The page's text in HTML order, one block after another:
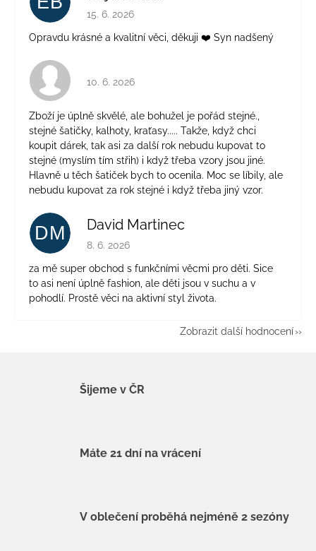
Hodnocení obchodu je 5 z 5 hvězdiček.
15. 6. 2026
Opravdu krásné a kvalitní věci, děkuji ❤️ Syn nadšený
Hodnocení obchodu je 4 z 5 hvězdiček.
10. 6. 2026
Zboží je úplně skvělé, ale bohužel je pořád stejné.,
stejné šatičky, kalhoty, kraťasy..... Takže, když chci
koupit dárek, tak asi za další rok nebudu kupovat to
stejné (myslím tím střih) i když třeba vzory jsou jiné.
Hlavně u těch šatiček bych to ocenila. Moc se líbily, ale
nebudu kupovat za rok stejné i když třeba jiný vzor.
DM David Martinec
Hodnocení obchodu je 5 z 5 hvězdiček.
8. 6. 2026
za mě super obchod s funkčními věcmi pro děti. Sice
to asi není úplně fashion, ale děti jsou v suchu a v
pohodlí. Prostě věci na aktivní styl života.
Zobrazit další hodnocení
Šijeme v ČR
Máte 21 dní na vrácení
V oblečení proběhá nejméně 2 sezóny